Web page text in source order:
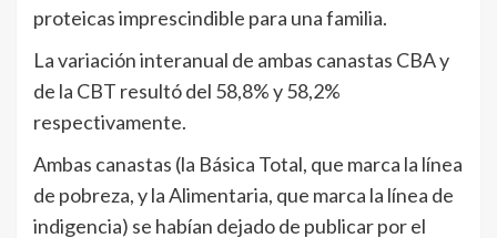
proteicas imprescindible para una familia.
La variación interanual de ambas canastas CBA y
de la CBT resultó del 58,8% y 58,2%
respectivamente.
Ambas canastas (la Básica Total, que marca la línea
de pobreza, y la Alimentaria, que marca la línea de
indigencia) se habían dejado de publicar por el